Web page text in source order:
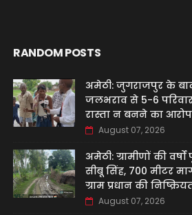
RANDOM POSTS
अमेठी: जुगराजपुर के
जलभराव से 5-6
रास्ता न बनने का आरोप
August 07, 2026
अमेठी: ग्रामीणों की
सीबू सिंह, 700 मीटर
ग्राम प्रधान की
August 07, 2026